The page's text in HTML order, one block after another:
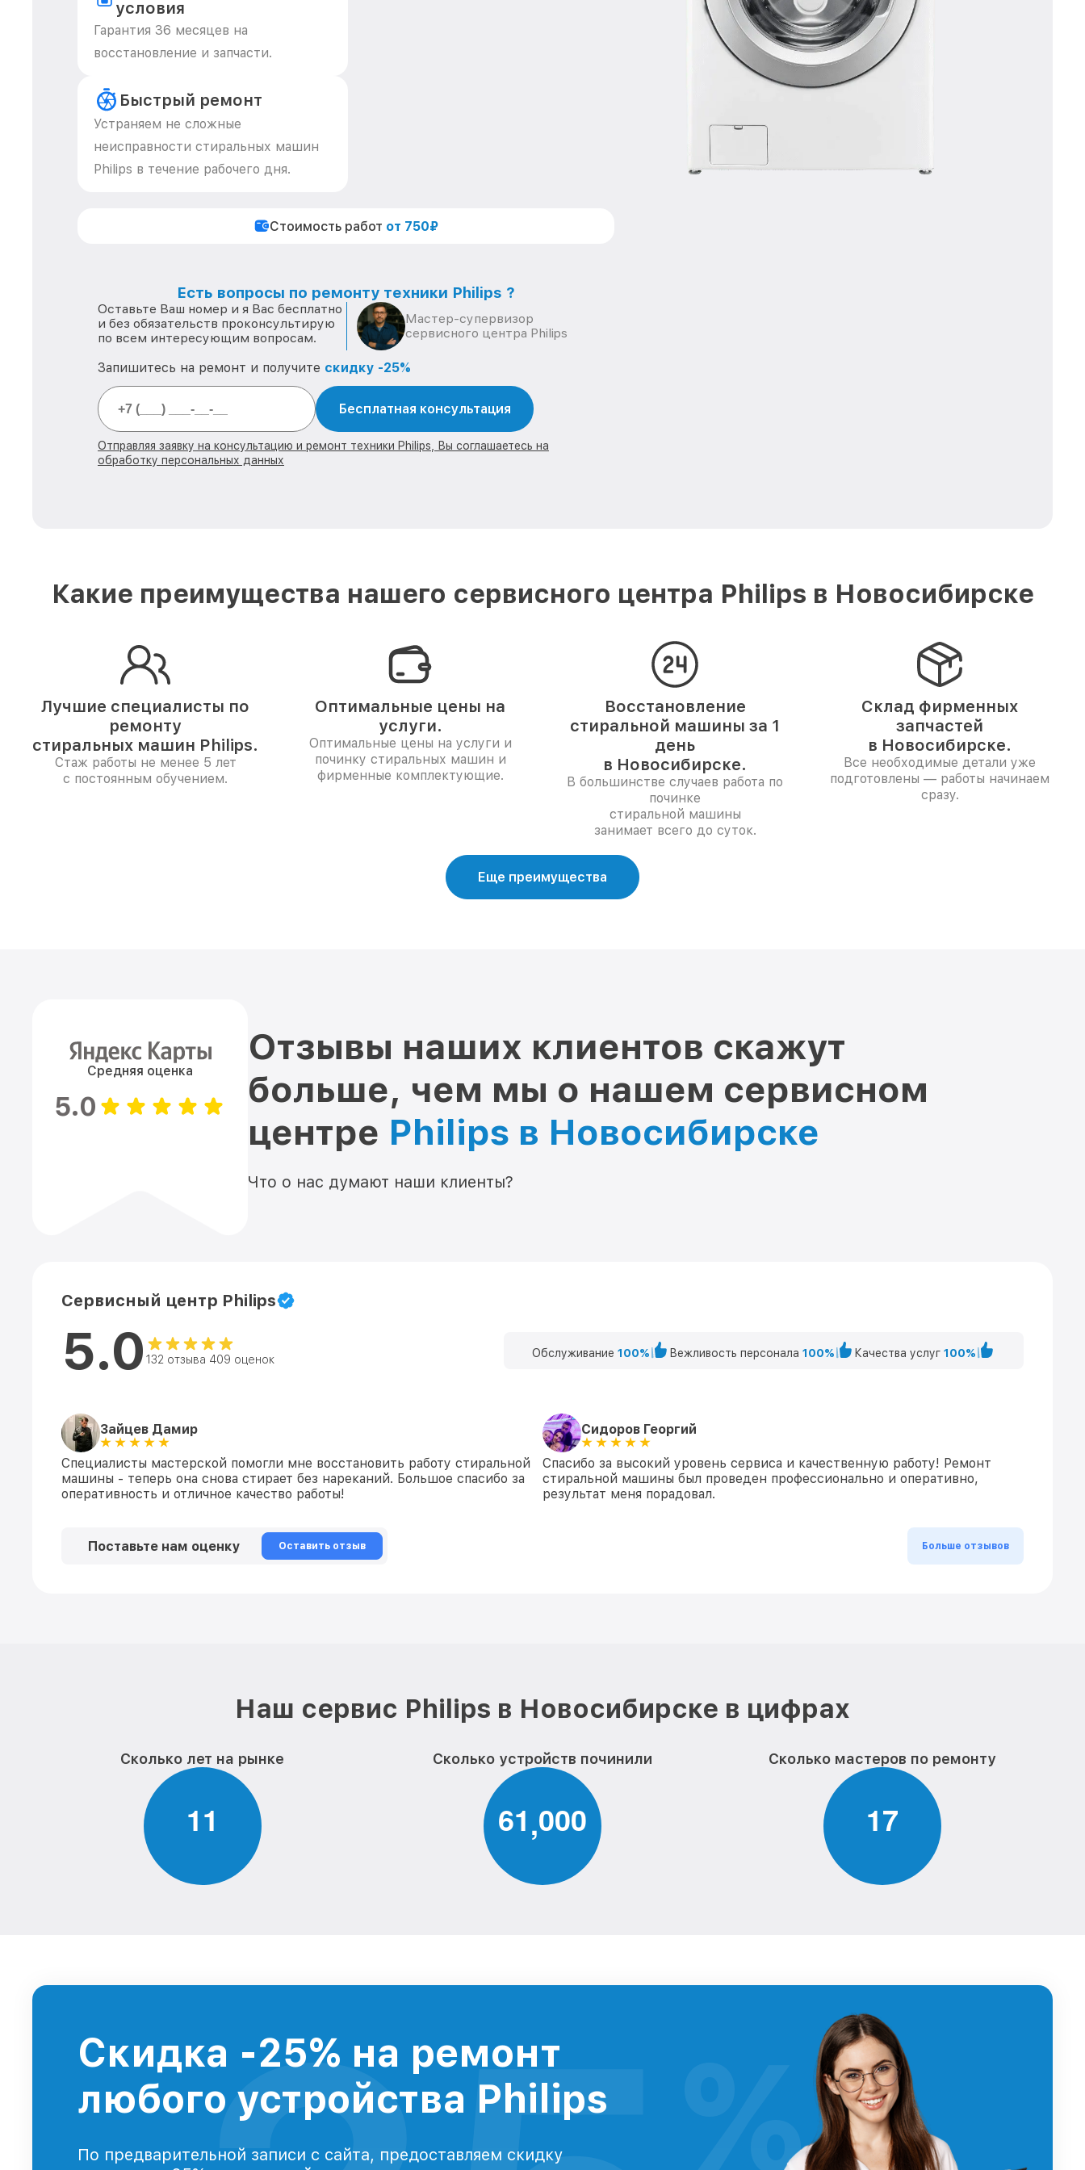
условия
Гарантия 36 месяцев на
восстановление и запчасти.
Быстрый ремонт
Устраняем не сложные
неисправности стиральных машин
Philips в течение рабочего дня.
Стоимость работ от 750₽
Есть вопросы по ремонту техники Philips ?
Оставьте Ваш номер и я Вас бесплатно
и без обязательств проконсультирую
по всем интересующим вопросам.
Мастер-супервизор
сервисного центра Philips
Запишитесь на ремонт и получите скидку -25%
Бесплатная консультация
Отправляя заявку на консультацию и ремонт техники Philips, Вы соглашаетесь на
обработку персональных данных
Какие преимущества нашего сервисного центра Philips в Новосибирске
Лучшие специалисты по
ремонту
стиральных машин Philips.
Стаж работы не менее 5 лет
с постоянным обучением.
Оптимальные цены на
услуги.
Оптимальные цены на услуги и
починку стиральных машин и
фирменные комплектующие.
Восстановление
стиральной машины за 1
день
в Новосибирске.
В большинстве случаев работа по
починке
стиральной машины
занимает всего до суток.
Склад фирменных
запчастей
в Новосибирске.
Все необходимые детали уже
подготовлены — работы начинаем
сразу.
Еще преимущества
Средняя оценка
5.0
Отзывы наших клиентов скажут
больше, чем мы о нашем сервисном
центре Philips в Новосибирске
Что о нас думают наши клиенты?
Сервисный центр Philips
5.0 132 отзыва 409 оценок Обслуживание 100% Вежливость персонала 100% Качества услуг 100%
Зайцев Дамир
Специалисты мастерской помогли мне восстановить работу стиральной
машины - теперь она снова стирает без нареканий. Большое спасибо за
оперативность и отличное качество работы!
Сидоров Георгий
Спасибо за высокий уровень сервиса и качественную работу! Ремонт
стиральной машины был проведен профессионально и оперативно,
результат меня порадовал.
Поставьте нам оценку Оставить отзыв Больше отзывов
Наш сервис Philips в Новосибирске в цифрах
Сколько лет на рынке
11
Сколько устройств починили
61,000
Сколько мастеров по ремонту
17
Скидка -25% на ремонт
любого устройства Philips
По предварительной записи с сайта, предоставляем скидку
%